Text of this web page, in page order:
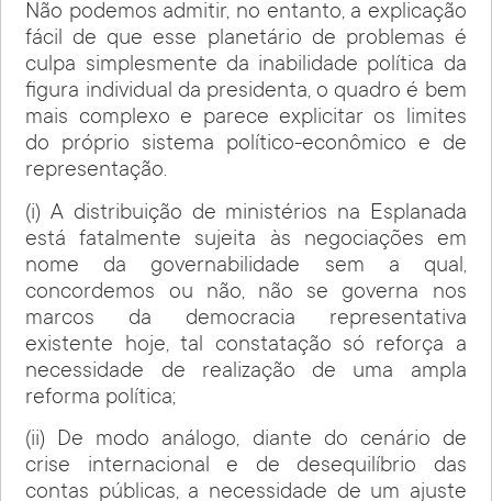
Não podemos admitir, no entanto, a explicação
fácil de que esse planetário de problemas é
culpa simplesmente da inabilidade política da
figura individual da presidenta, o quadro é bem
mais complexo e parece explicitar os limites
do próprio sistema político-econômico e de
representação.
(i) A distribuição de ministérios na Esplanada
está fatalmente sujeita às negociações em
nome da governabilidade sem a qual,
concordemos ou não, não se governa nos
marcos da democracia representativa
existente hoje, tal constatação só reforça a
necessidade de realização de uma ampla
reforma política;
(ii) De modo análogo, diante do cenário de
crise internacional e de desequilíbrio das
contas públicas, a necessidade de um ajuste